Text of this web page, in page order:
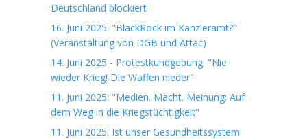
Deutschland blockiert
16. Juni 2025: "BlackRock im Kanzleramt?"
(Veranstaltung von DGB und Attac)
14. Juni 2025 - Protestkundgebung: "Nie
wieder Krieg! Die Waffen nieder"
11. Juni 2025: "Medien. Macht. Meinung: Auf
dem Weg in die Kriegstüchtigkeit"
11. Juni 2025: Ist unser Gesundheitssystem